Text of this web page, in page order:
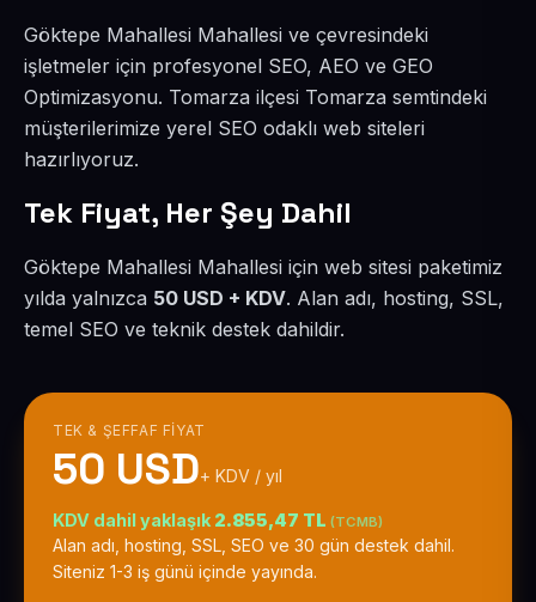
Göktepe Mahallesi Mahallesi ve çevresindeki
işletmeler için profesyonel SEO, AEO ve GEO
Optimizasyonu. Tomarza ilçesi Tomarza semtindeki
müşterilerimize yerel SEO odaklı web siteleri
hazırlıyoruz.
Tek Fiyat, Her Şey Dahil
Göktepe Mahallesi Mahallesi için web sitesi paketimiz
yılda yalnızca 50 USD + KDV. Alan adı, hosting, SSL,
temel SEO ve teknik destek dahildir.
TEK & ŞEFFAF FIYAT
50 USD+ KDV / yıl
KDV dahil yaklaşık 2.855,47 TL (TCMB)
Alan adı, hosting, SSL, SEO ve 30 gün destek dahil.
Siteniz 1-3 iş günü içinde yayında.